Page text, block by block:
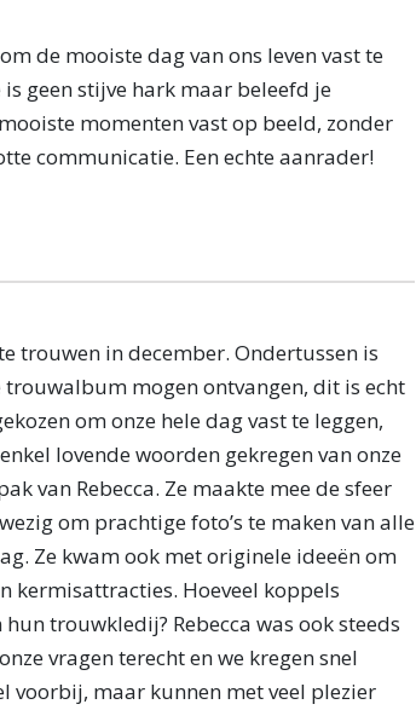
de mooiste dag van ons leven vast te
geen stijve hark maar beleefd je
momenten vast op beeld, zonder
communicatie. Een echte aanrader!
trouwen in december. Ondertussen is
mogen ontvangen, dit is echt
om onze hele dag vast te leggen,
lovende woorden gekregen van onze
van Rebecca. Ze maakte mee de sfeer
om prachtige foto’s te maken van alle
Ze kwam ook met originele ideeën om
kermisattracties. Hoeveel koppels
trouwkledij? Rebecca was ook steeds
vragen terecht en we kregen snel
voorbij, maar kunnen met veel plezier